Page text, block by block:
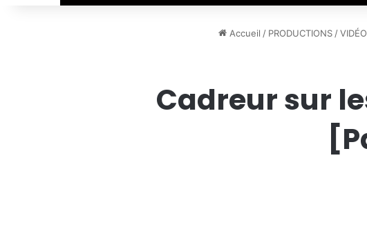
Accueil / PRODUCTIONS / VIDÉO
Cadreur sur